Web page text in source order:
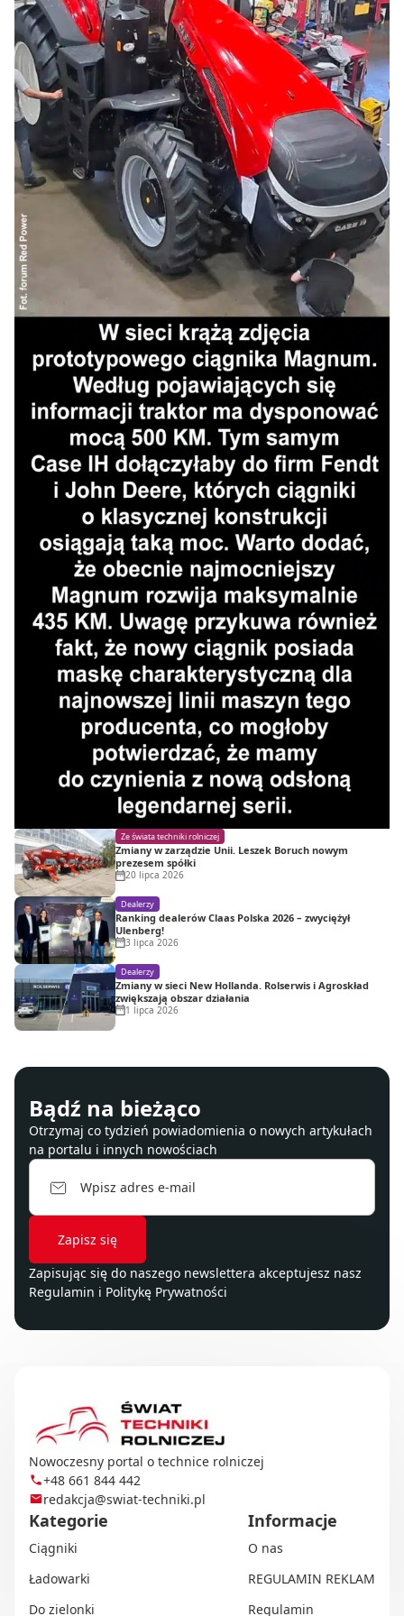
Ze świata techniki rolniczej
Zmiany w zarządzie Unii. Leszek Boruch nowym
prezesem spółki
20 lipca 2026
Dealerzy
Ranking dealerów Claas Polska 2026 – zwyciężył
Ulenberg!
3 lipca 2026
Dealerzy
Zmiany w sieci New Hollanda. Rolserwis i Agroskład
zwiększają obszar działania
1 lipca 2026
Bądź na bieżąco
Otrzymaj co tydzień powiadomienia o nowych artykułach
na portalu i innych nowościach
Zapisując się do naszego newslettera akceptujesz nasz
Regulamin i Politykę Prywatności
Nowoczesny portal o technice rolniczej
+48 661 844 442
redakcja@swiat-techniki.pl
Kategorie
Ciągniki
Ładowarki
Do zielonki
Informacje
O nas
REGULAMIN REKLAM
Regulamin